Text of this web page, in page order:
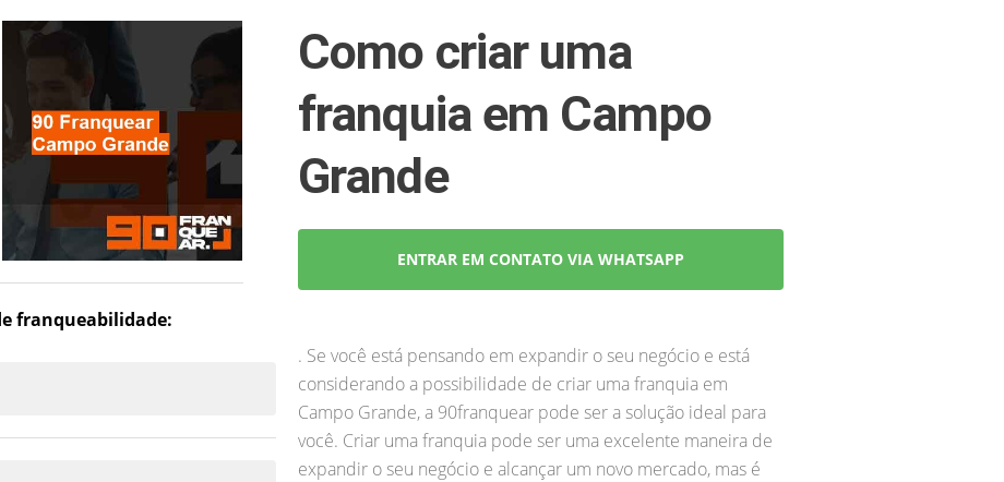
franqueabilidade:
Como criar uma
franquia em Campo
Grande
ENTRAR EM CONTATO VIA WHATSAPP
. Se você está pensando em expandir o seu negócio e está
considerando a possibilidade de criar uma franquia em
Campo Grande, a 90franquear pode ser a solução ideal para
você. Criar uma franquia pode ser uma excelente maneira de
expandir o seu negócio e alcançar um novo mercado, mas é